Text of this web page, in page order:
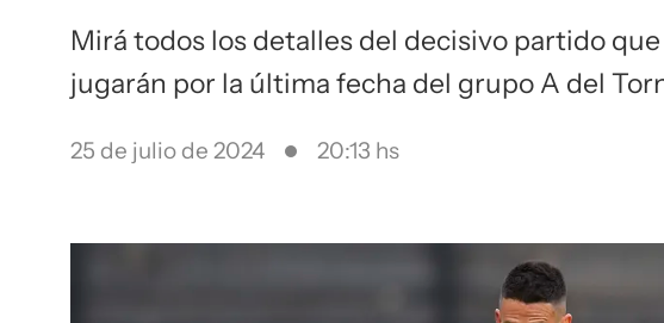
Mirá todos los detalles del decisivo partido
jugarán por la última fecha del grupo A del
25 de julio de 2024 20:13 hs